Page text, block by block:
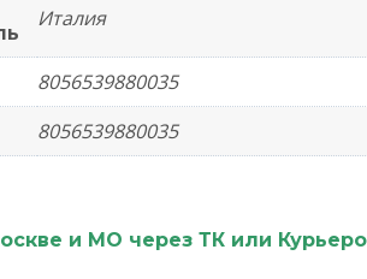
Италия
8056539880035
8056539880035
и МО через ТК или